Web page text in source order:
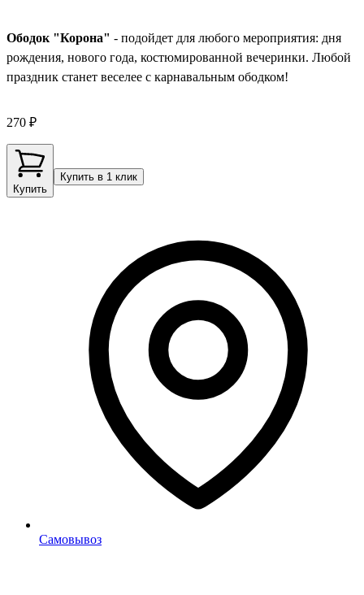
Ободок "Корона" - подойдет для любого мероприятия: дня
рождения, нового года, костюмированной вечеринки. Любой
праздник станет веселее с карнавальным ободком!
270 ₽
Купить
Купить в 1 клик
Самовывоз